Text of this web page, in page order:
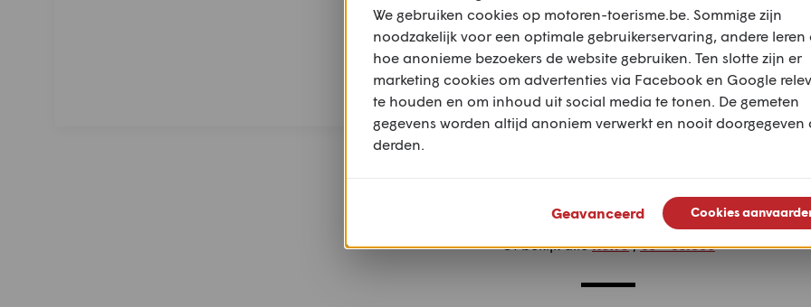
Rurtal rit
De Iguanodons
Bernissart route
Meer motoren
Of bekijk alleRetro,€0 - €6.000
We gebruiken cookies op motoren-toerisme.be. Sommige zijn
noodzakelijk voor een optimale gebruikerservaring, andere leren
hoe anonieme bezoekers de website gebruiken. Ten slotte zijn er
marketing cookies om advertenties via Facebook en Google
te houden en om inhoud uit social media te tonen. De gemeten
gegevens worden altijd anoniem verwerkt en nooit doorgegeven
derden.
Geavanceerd Cookies